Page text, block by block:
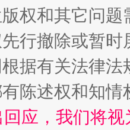
权和其它问题
行撤除或暂
据有关法律
陈述权和知情
应，我们将